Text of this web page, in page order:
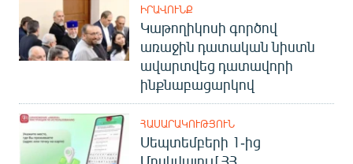
ԻՐԱՎՈՒՆՔ
Կաթողիկոսի գործով
առաջին դատական նիստն
ավարտվեց դատավորի
ինքնաբացարկով
ՀԱՍԱՐԱԿՈՒԹՅՈՒՆ
Սեպտեմբերի 1-ից
Մոսկվայում ՀՀ